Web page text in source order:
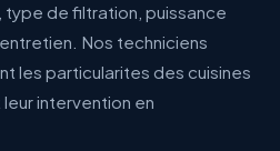
type de filtration, puissance
Nos techniciens
les particularites des cuisines
intervention en